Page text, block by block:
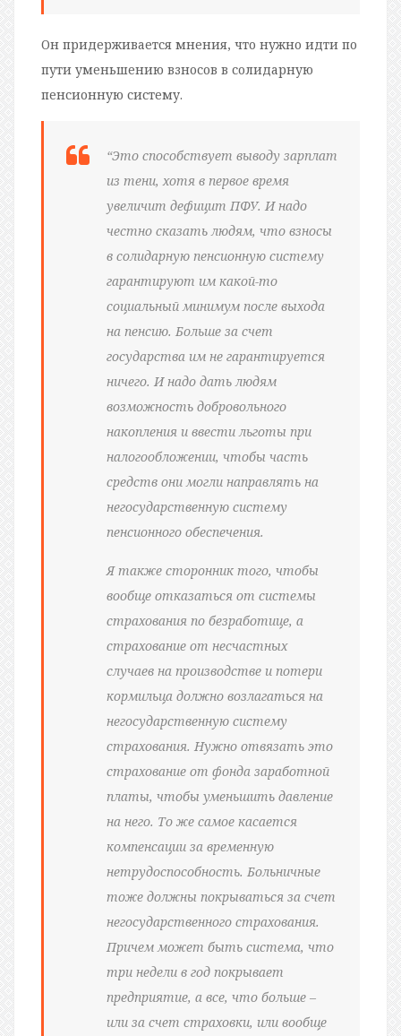
Он придерживается мнения, что нужно идти по
пути уменьшению взносов в солидарную
пенсионную систему.
“Это способствует выводу зарплат
из тени, хотя в первое время
увеличит дефицит ПФУ. И надо
честно сказать людям, что взносы
в солидарную пенсионную систему
гарантируют им какой-то
социальный минимум после выхода
на пенсию. Больше за счет
государства им не гарантируется
ничего. И надо дать людям
возможность добровольного
накопления и ввести льготы при
налогообложении, чтобы часть
средств они могли направлять на
негосударственную систему
пенсионного обеспечения.
Я также сторонник того, чтобы
вообще отказаться от системы
страхования по безработице, а
страхование от несчастных
случаев на производстве и потери
кормильца должно возлагаться на
негосударственную систему
страхования. Нужно отвязать это
страхование от фонда заработной
платы, чтобы уменьшить давление
на него. То же самое касается
компенсации за временную
нетрудоспособность. Больничные
тоже должны покрываться за счет
негосударственного страхования.
Причем может быть система, что
три недели в год покрывает
предприятие, а все, что больше –
или за счет страховки, или вообще